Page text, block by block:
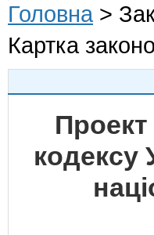
Головна >
Картка
кодексу